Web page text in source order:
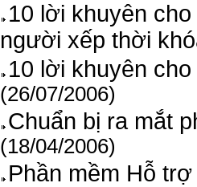
10 lời khuyên
người xếp thời
10 lời khuyên
(26/07/2006)
Chuẩn bị ra mắt
(18/04/2006)
Phần mềm Hỗ